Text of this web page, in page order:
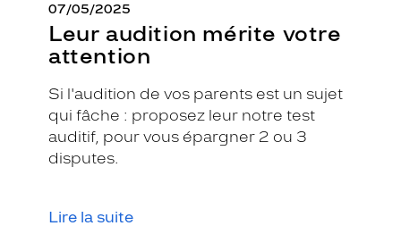
07/05/2025
Leur audition mérite votre
attention
Si l'audition de vos parents est un sujet
qui fâche : proposez leur notre test
auditif, pour vous épargner 2 ou 3
disputes.
Lire la suite